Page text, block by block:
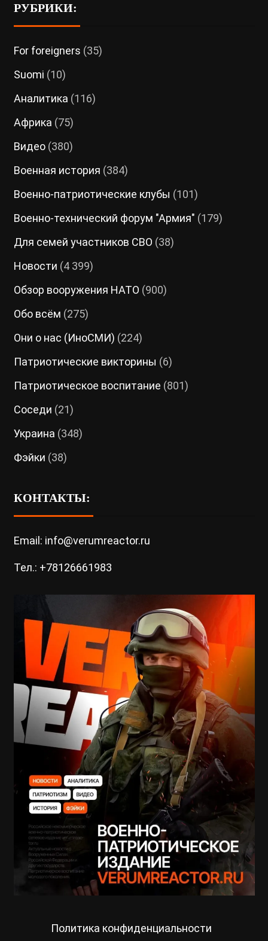
РУБРИКИ:
For foreigners (35)
Suomi (10)
Аналитика (116)
Африка (75)
Видео(380)
Военная история (384)
Военно-патриотические клубы (101)
Военно-технический форум "Армия" (179)
Для семей участников СВО (38)
Новости (4 399)
Обзор вооружения НАТО (900)
Обо всём (275)
Они о нас (ИноСМИ) (224)
Патриотические викторины (6)
Патриотическое воспитание (801)
Соседи (21)
Украина (348)
Фэйки (38)
КОНТАКТЫ:
Email: info@verumreactor.ru
Тел.: +78126661983
Политика конфиденциальности